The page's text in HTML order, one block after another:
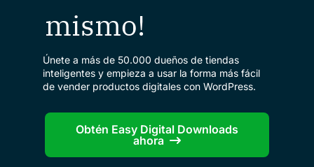
mismo!
Únete a más de 50.000 dueños de tiendas
inteligentes y empieza a usar la forma más fácil
de vender productos digitales con WordPress.
Obtén Easy Digital Downloads
ahora